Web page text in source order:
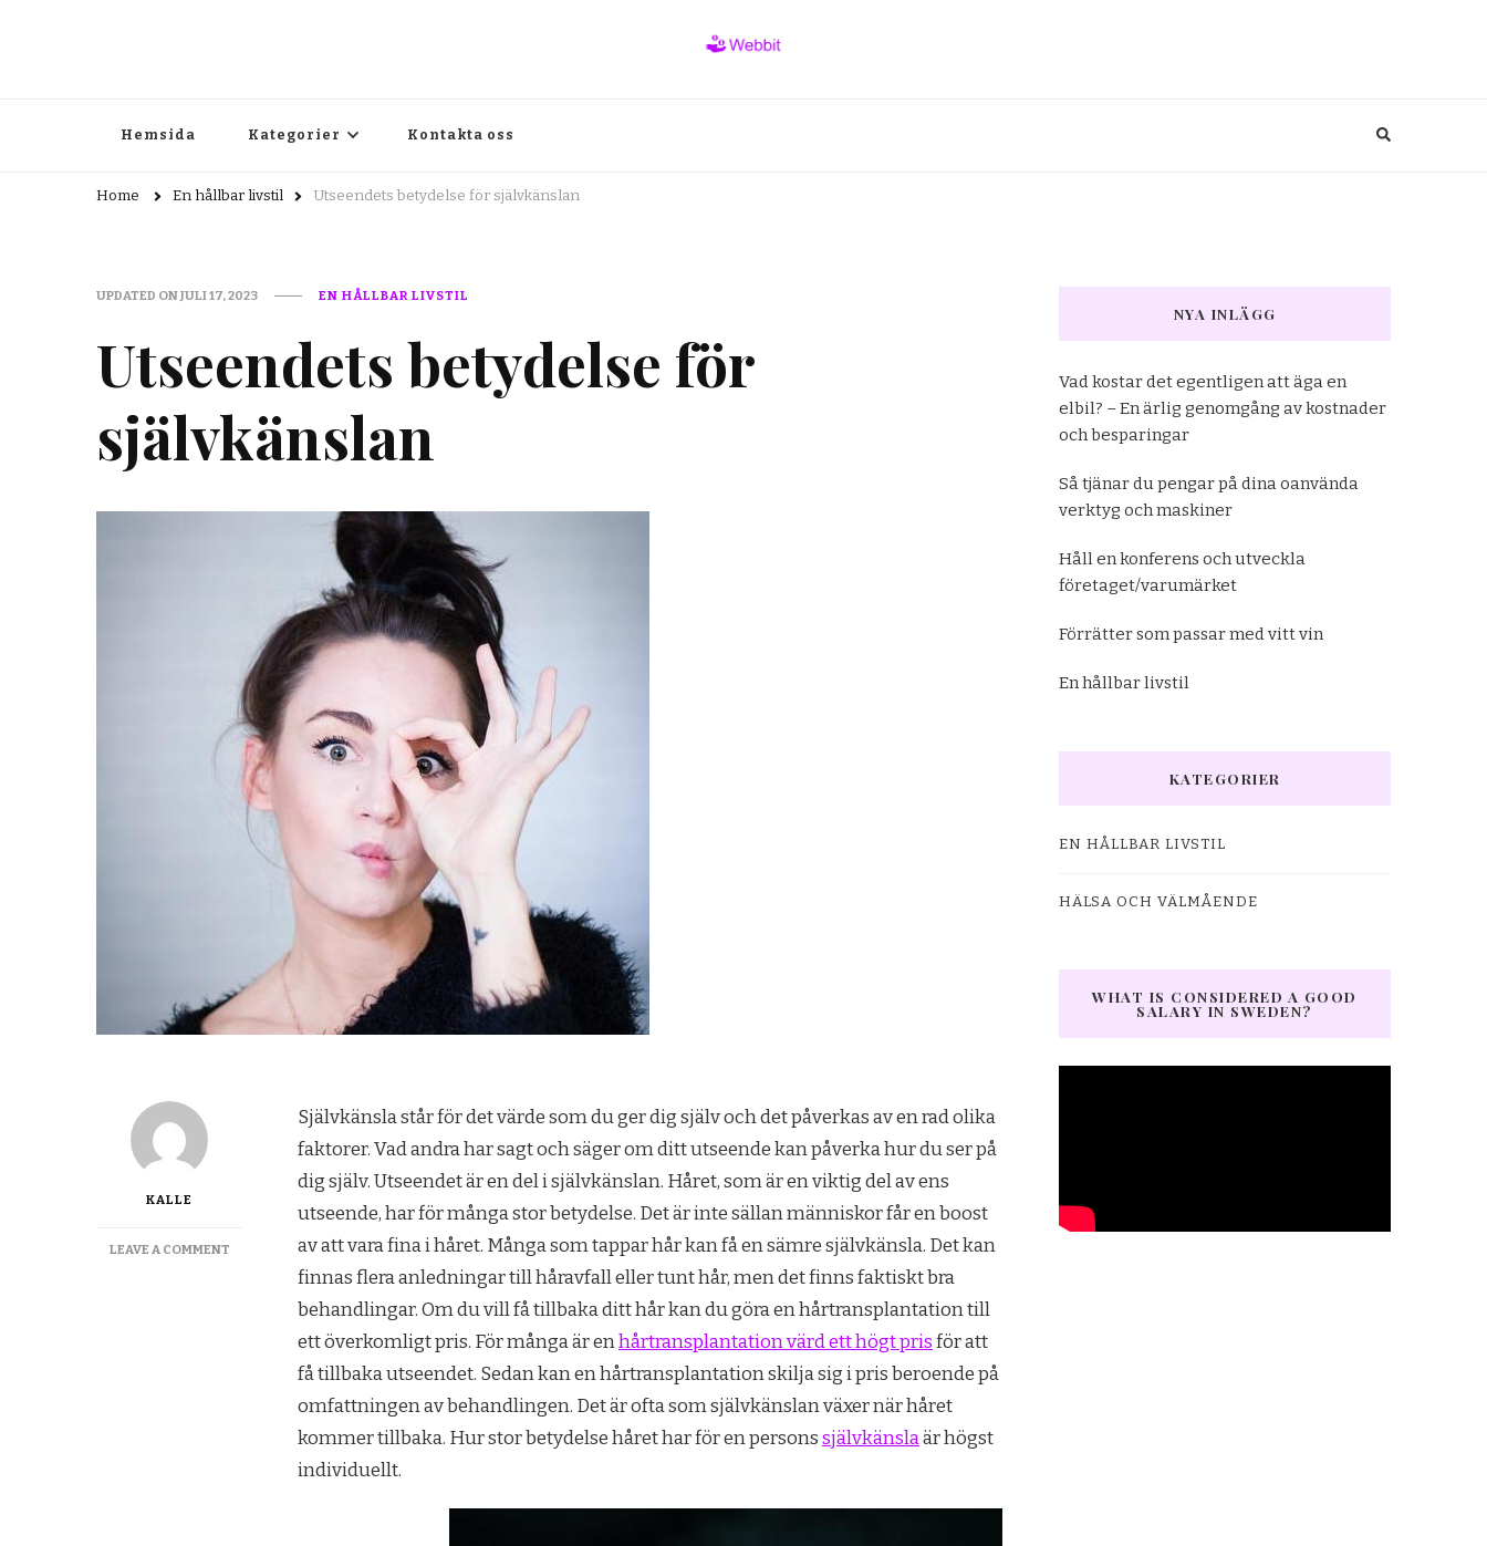
Hemsida Kategorier Kontakta oss
Home En hållbar livstil Utseendets betydelse för självkänslan
UPDATED ONJULI 17, 2023 EN HÅLLBAR LIVSTIL
Utseendets betydelse för
självkänslan
KALLE
LEAVE A COMMENTON
UTSEENDETS
SJÄLVKÄNSLAN
Självkänsla står för det värde som du ger dig själv och det påverkas av en rad olika
faktorer. Vad andra har sagt och säger om ditt utseende kan påverka hur du ser på
dig själv. Utseendet är en del i självkänslan. Håret, som är en viktig del av ens
utseende, har för många stor betydelse. Det är inte sällan människor får en boost
av att vara fina i håret. Många som tappar hår kan få en sämre självkänsla. Det kan
finnas flera anledningar till håravfall eller tunt hår, men det finns faktiskt bra
behandlingar. Om du vill få tillbaka ditt hår kan du göra en hårtransplantation till
ett överkomligt pris. För många är enhårtransplantation värd ett högt prisför att
få tillbaka utseendet. Sedan kan en hårtransplantation skilja sig i pris beroende på
omfattningen av behandlingen. Det är ofta som självkänslan växer när håret
kommer tillbaka. Hur stor betydelse håret har för en personssjälvkänslaär högst
individuellt.
NYA INLÄGG
Vad kostar det egentligen att äga en
elbil? – En ärlig genomgång av kostnader
och besparingar
Så tjänar du pengar på dina oanvända
verktyg och maskiner
Håll en konferens och utveckla
företaget/varumärket
Förrätter som passar med vitt vin
En hållbar livstil
KATEGORIER
EN HÅLLBAR LIVSTIL
HÄLSA OCH VÄLMÅENDE
WHAT IS CONSIDERED A GOOD
SALARY IN SWEDEN?